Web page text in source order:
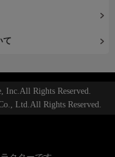
て
Inc.All Rights Reserved.
Ltd.All Rights Reserved.